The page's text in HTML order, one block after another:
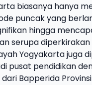
biasanya hanya
puncak yang
hingga
serupa
Yogyakarta juga
pusat pendidikan
Bapperida Provinsi